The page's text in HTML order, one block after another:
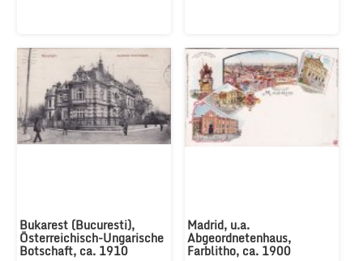
Bukarest (Bucuresti),
Österreichisch-Ungarische
Botschaft, ca. 1910
Madrid, u.a.
Abgeordnetenhaus,
Farblitho, ca. 1900